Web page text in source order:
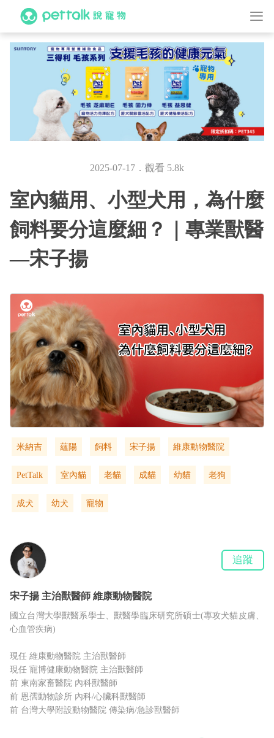
2025-07-17．觀看 5.8k
室內貓用、小型犬用，為什麼
飼料要分這麼細？｜專業獸醫
—宋子揚
米納吉 蘊陽 飼料 宋子揚 維康動物醫院
PetTalk 室內貓 老貓 成貓 幼貓 老狗
成犬 幼犬 寵物
宋子揚 主治獸醫師 維康動物醫院
國立台灣大學獸醫系學士、獸醫學臨床研究所碩士(專攻犬貓皮膚、
心血管疾病)
現任 維康動物醫院 主治獸醫師
現任 寵博健康動物醫院 主治獸醫師
前 東南家畜醫院 內科獸醫師
前 恩孺動物診所 內科/心臟科獸醫師
前 台灣大學附設動物醫院 傳染病/急診獸醫師
追蹤